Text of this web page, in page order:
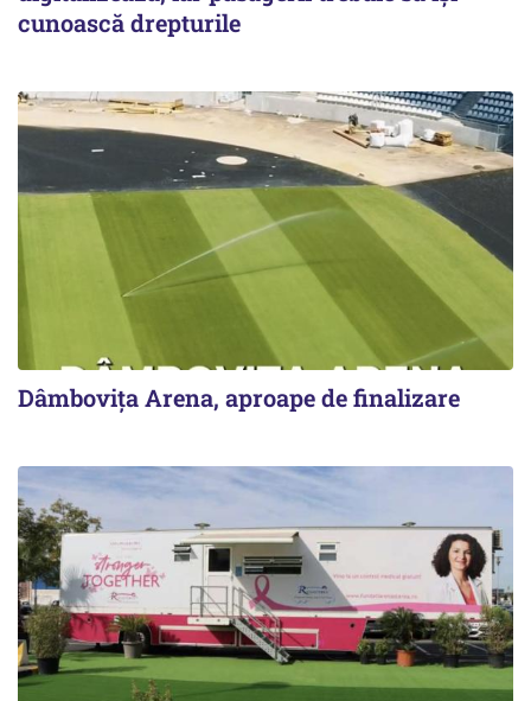
cunoască drepturile
Dâmbovița Arena, aproape de finalizare